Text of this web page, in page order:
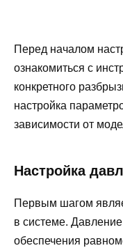
Перед началом
ознакомиться с
конкретного
настройка
зависимости от
Настройка
Первым шагом
в системе.
обеспечения